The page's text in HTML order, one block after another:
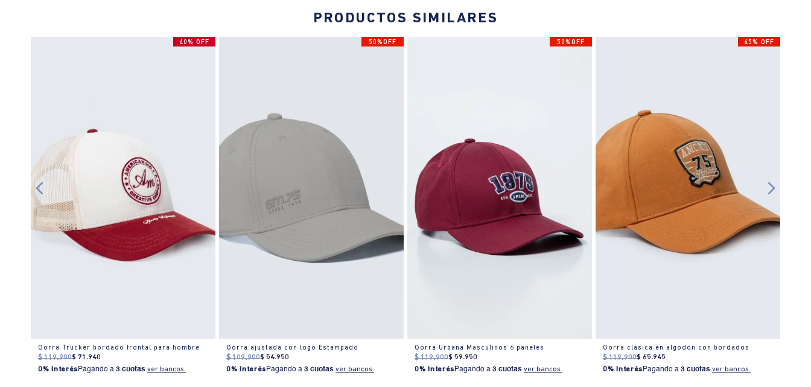
PRODUCTOS SIMILARES
40% OFF
Gorra Trucker bordado frontal para hombre
$ 119.900$ 71 .940
0% Interés Pagando a3 cuotas.ver bancos.
50%OFF
Gorra ajustada con logo Estampado
$ 109.900$ 54.950
0% Interés Pagando a3 cuotas.ver bancos.
50%OFF
Gorra Urbana Masculinos 6 paneles
$ 119.900$ 59.950
0% Interés Pagando a3 cuotas.ver bancos.
45% OFF
Gorra clásica en algodón con bordados
$ 119.900$ 65.945
0% Interés Pagando a3 cuotas.ver bancos.